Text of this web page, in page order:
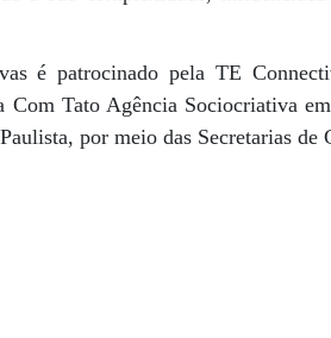
é patrocinado pela TE
Com Tato Agência Sociocriativa
por meio das Secretarias de